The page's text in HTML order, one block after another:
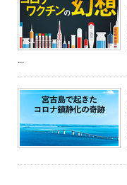
...